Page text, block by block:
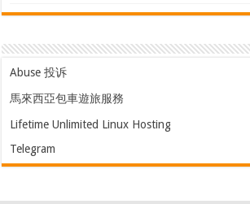
Abuse 投诉
馬來西亞包車遊旅服務
Lifetime Unlimited Linux Hosting
Telegram